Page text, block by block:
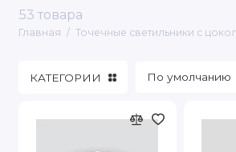
53 товара
Главная Точечные светильники с
КАТЕГОРИИ